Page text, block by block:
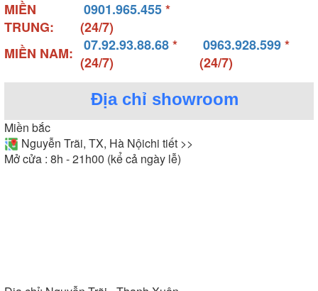
MIỀN
TRUNG:
0901.965.455*
(24/7)
MIỀN NAM:
07.92.93.88.68*
(24/7)
0963.928.599*
(24/7)
Địa chỉ showroom
Miền bắc
Nguyễn Trãi, TX, Hà Nộichi tiết >>
Mở cửa : 8h - 21h00 (kể cả ngày lễ)